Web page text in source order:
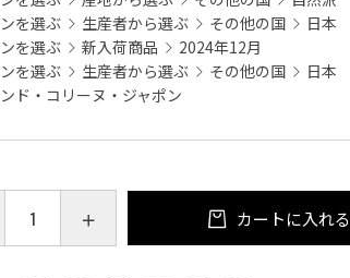
を選ぶ
生産者から選ぶ その他の国
日本
を選ぶ
新入荷商品
2024年12月
を選ぶ
生産者から選ぶ その他の国
日本
ド・コリーヌ・ジャポン
カートに入れる